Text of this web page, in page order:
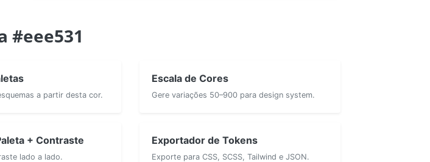
#eee531
a partir desta cor.
Escala de Cores
Gere variações 50–900 para design system.
+ Contraste
lado a lado.
Exportador de Tokens
Exporte para CSS, SCSS, Tailwind e JSON.